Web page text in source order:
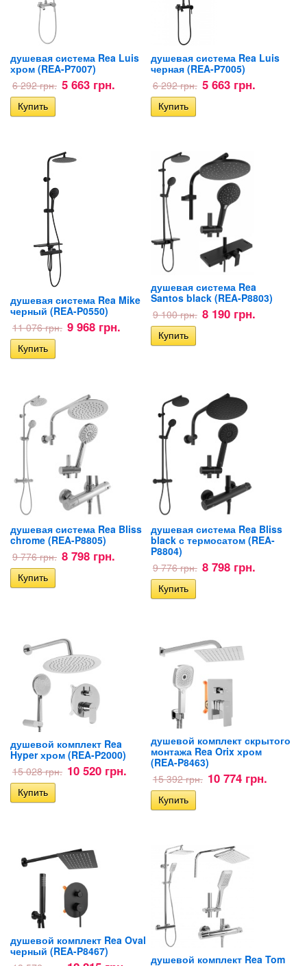
душевая система Rea Luis
хром (REA-P7007)
6 292 грн. 5 663 грн.
душевая система Rea Luis
черная (REA-P7005)
6 292 грн. 5 663 грн.
душевая система Rea Mike
черный (REA-P0550)
11 076 грн. 9 968 грн.
душевая система Rea
Santos black (REA-P8803)
9 100 грн. 8 190 грн.
душевая система Rea Bliss
chrome (REA-P8805)
9 776 грн. 8 798 грн.
душевая система Rea Bliss
black с термосатом (REA-
P8804)
9 776 грн. 8 798 грн.
душевой комплект Rea
Hyper хром (REA-P2000)
15 028 грн. 10 520 грн.
душевой комплект скрытого
монтажа Rea Orix хром
(REA-P8463)
15 392 грн. 10 774 грн.
душевой комплект Rea Oval
черный (REA-P8467)
душевой комплект Rea Tom